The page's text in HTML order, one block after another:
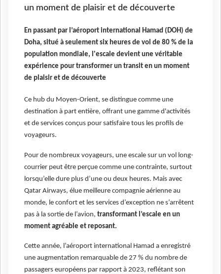
un moment de plaisir et de découverte
En passant par l’aéroport international Hamad (DOH) de
Doha, situé à seulement six heures de vol de 80 % de la
population mondiale, l'escale devient une véritable
expérience pour transformer un transit en un moment
de plaisir et de découverte
Ce hub du Moyen-Orient, se distingue comme une
destination à part entière, offrant une gamme d'activités
et de services conçus pour satisfaire tous les profils de
voyageurs.
Pour de nombreux voyageurs, une escale sur un vol long-
courrier peut être perçue comme une contrainte, surtout
lorsqu’elle dure plus d’une ou deux heures. Mais avec
Qatar Airways, élue meilleure compagnie aérienne au
monde, le confort et les services d’exception ne s’arrêtent
pas à la sortie de l’avion, transformant l’escale en un
moment agréable et reposant.
Cette année, l’aéroport international Hamad a enregistré
une augmentation remarquable de 27 % du nombre de
passagers européens par rapport à 2023, reflétant son